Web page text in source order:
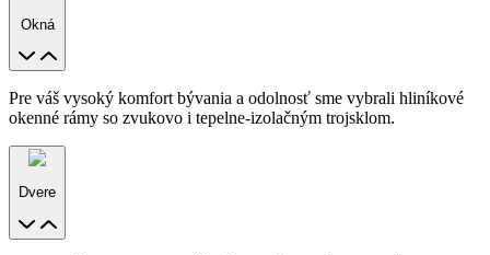
Okná
Pre váš vysoký komfort bývania a odolnosť sme vybrali hliníkové
okenné rámy so zvukovo i tepelne-izolačným trojsklom.
Dvere